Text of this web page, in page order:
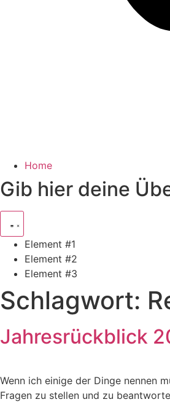
Home
Gib hier deine
Element #1
Element #2
Element #3
Schlagwort:
Jahresrückblick
Wenn ich einige der Dinge nennen
Fragen zu stellen und zu